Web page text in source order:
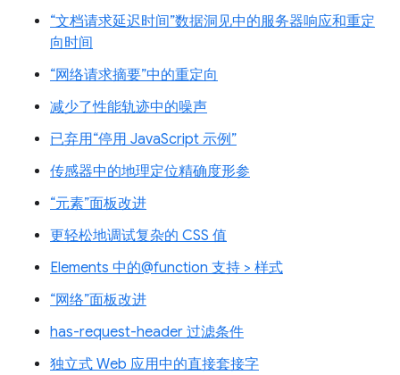
“文档请求延迟时间”数据洞见中的服务器响应和重定
向时间
“网络请求摘要”中的重定向
减少了性能轨迹中的噪声
已弃用“停用 JavaScript 示例”
传感器中的地理定位精确度形参
“元素”面板改进
更轻松地调试复杂的 CSS 值
Elements 中的@function 支持 > 样式
“网络”面板改进
has-request-header 过滤条件
独立式 Web 应用中的直接套接字